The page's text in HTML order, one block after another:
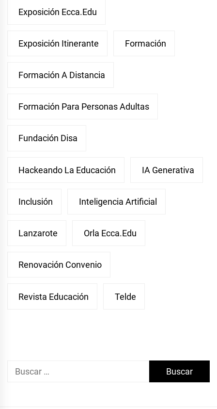
Exposición Ecca.edu
Exposición Itinerante Formación
Formación A Distancia
Formación Para Personas Adultas
Fundación Disa
Hackeando La Educación IA Generativa
Inclusión Inteligencia Artificial
Lanzarote Orla Ecca.edu
Renovación Convenio
Revista Educación Telde
Buscar: